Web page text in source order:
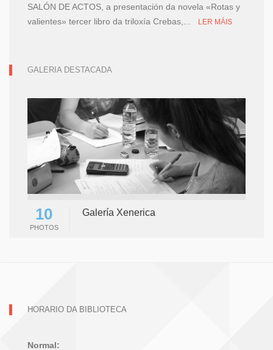
SALÓN DE ACTOS, a presentación da novela «Rotas y
valientes» tercer libro da triloxía Crebas,...
LER MÁIS
GALERIA DESTACADA
10
PHOTOS
Galería Xenerica
HORARIO DA BIBLIOTECA
Normal: